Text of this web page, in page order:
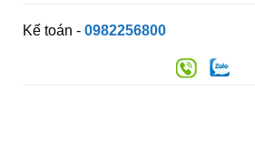
Kế toán - 0982256800